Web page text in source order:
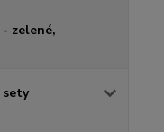
zelené,
sety